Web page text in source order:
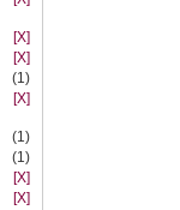
[X]
[X]
(1)
[X]
(1)
(1)
[X]
[X]